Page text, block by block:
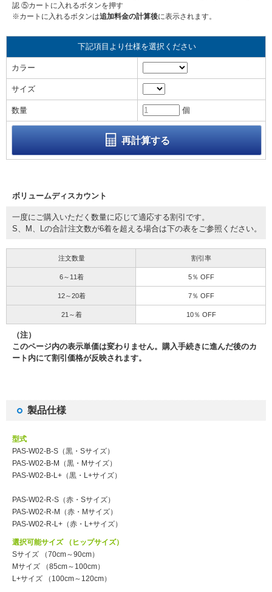
認 ⑤カートに入れるボタンを押す
※カートに入れるボタンは追加料金の計算後に表示されます。
下記項目より仕様を選択ください
カラー
サイズ
数量 個
再計算する
ボリュームディスカウント
一度にご購入いただく数量に応じて適応する割引です。
S、M、Lの合計注文数が6着を超える場合は下の表をご参照ください。
注文数量 割引率
6～11着 5％ OFF
12～20着 7％ OFF
21～着 10％ OFF
（注）
このページ内の表示単価は変わりません。購入手続きに進んだ後のカ
ート内にて割引価格が反映されます。
製品仕様
型式
PAS-W02-B-S（黒・Sサイズ）
PAS-W02-B-M（黒・Mサイズ）
PAS-W02-B-L+（黒・L+サイズ）
PAS-W02-R-S（赤・Sサイズ）
PAS-W02-R-M（赤・Mサイズ）
PAS-W02-R-L+（赤・L+サイズ）
選択可能サイズ （ヒップサイズ）
Sサイズ （70cm～90cm）
Mサイズ （85cm～100cm）
L+サイズ （100cm～120cm）